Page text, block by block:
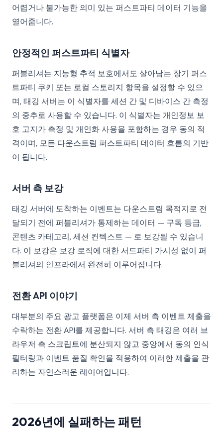
어렵거나 불가능한 의미 있는 퍼스트파티 데이터 기능을
열어줍니다.
안정적인 퍼스트파티 식별자
퍼블리셔는 지능형 추적 보호에서도 살아남는 장기 퍼스
트파티 쿠키 또는 로컬 스토리지 항목을 설정할 수 있으
며, 태깅 서버는 이 식별자를 세션 간 및 디바이스 간 측정
의 중추로 사용할 수 있습니다. 이 식별자는 개인정보 보
호 고지가 측정 및 개인화 사용을 포함하는 경우 동의 적
격이며, 모든 다운스트림 퍼스트파티 데이터 흐름의 기반
이 됩니다.
서버 측 보강
태깅 서버에 도착하는 이벤트는 다운스트림 목적지로 전
달되기 전에 퍼블리셔가 통제하는 데이터 — 구독 등급,
콘텐츠 카테고리, 세션 컨텍스트 — 로 보강될 수 있습니
다. 이 보강은 보강 로직에 대한 서드파티 가시성 없이 퍼
블리셔의 인프라에서 완전히 이루어집니다.
전환 API 이야기
대부분의 주요 광고 플랫폼은 이제 서버 측 이벤트 제출을
수락하는 전환 API를 제공합니다. 서버 측 태깅은 여러 브
라우저 측 스크립트에 분산되지 않고 중앙에서 동의 인식
필터링과 이벤트 품질 확인을 적용하여 이러한 제출을 관
리하는 자연스러운 레이어입니다.
2026년에 실패하는 패턴